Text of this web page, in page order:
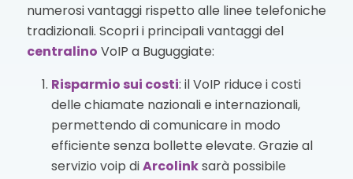
numerosi vantaggi rispetto alle linee telefoniche
tradizionali. Scopri i principali vantaggi del
centralino VoIP a Buguggiate:
Risparmio sui costi: il VoIP riduce i costi
delle chiamate nazionali e internazionali,
permettendo di comunicare in modo
efficiente senza bollette elevate. Grazie al
servizio voip diArcolinksarà possibile